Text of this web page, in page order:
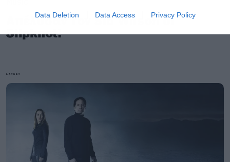
Data Deletion Data Access Privacy Policy
Απέλυσαν τον Sid Wilson οι
Slipknot!
LATEST